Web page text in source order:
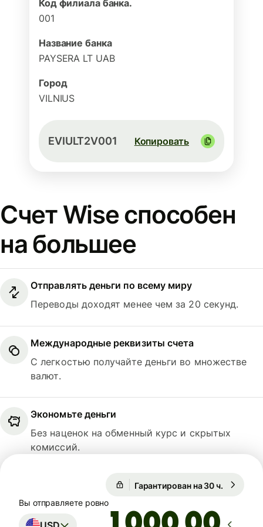
Код филиала банка.
001
Название банка
PAYSERA LT UAB
Город
VILNIUS
EVIULT2V001 Копировать
Счет Wise способен
на большее
Отправлять деньги по всему миру
Переводы доходят менее чем за 20 секунд.
Международные реквизиты счета
С легкостью получайте деньги во множестве
валют.
Экономьте деньги
Без наценок на обменный курс и скрытых
комиссий.
Гарантирован на 30 ч.
Вы отправляете ровно